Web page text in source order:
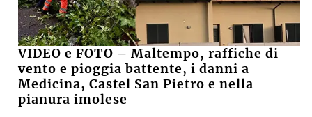
VIDEO e FOTO – Maltempo, raffiche di
vento e pioggia battente, i danni a
Medicina, Castel San Pietro e nella
pianura imolese